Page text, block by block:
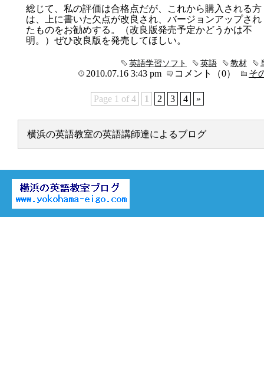
総じて、私の評価は合格点だが、これから購入される方
は、上に書いた欠点が改良され、バージョンアップされ
たものをお勧めする。（改良版発売予定かどうかは不
明。）ぜひ改良版を発売してほしい。
教材
英語
英語学習ソフト
2010.07.16 3:43 pm コメント（0） そ
Page 1 of 4 1 2 3 4 »
横浜の英語教室の英語講師達によるブログ